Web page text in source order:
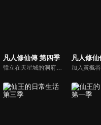
凡人修仙傳 第四季
韓立在天星城的洞府內經年累月不斷苦修，終於成功結丹。出關後，韓立為煉製法寶尋訪靈物天雷竹，捲入了妙音門與極陰島、隱煞門間的爭鬥，終於成功煉製法寶——七十二口青竹蜂雲劍。此後韓立探索遺跡時遭遇了神秘強大的前元嬰期修士玄骨上人，並聽到了虛天殿的傳說。
凡人修